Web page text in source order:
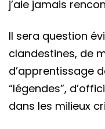
j’aie jamais
Il sera question
clandestines, de
d’apprentissage
“légendes”,
dans les milieux